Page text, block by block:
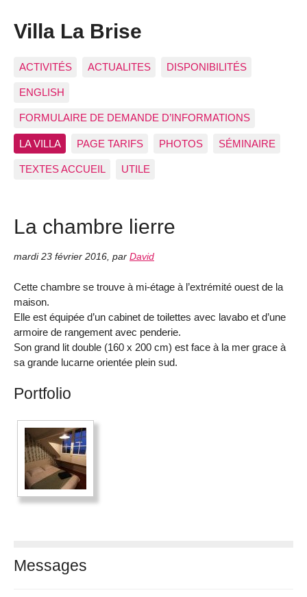
Villa La Brise
ACTIVITÉS ACTUALITES DISPONIBILITÉS
ENGLISH
FORMULAIRE DE DEMANDE D’INFORMATIONS
LA VILLA PAGE TARIFS PHOTOS SÉMINAIRE
TEXTES ACCUEIL UTILE
La chambre lierre
mardi 23 février 2016, par David
Cette chambre se trouve à mi-étage à l’extrémité ouest de la
maison.
Elle est équipée d’un cabinet de toilettes avec lavabo et d’une
armoire de rangement avec penderie.
Son grand lit double (160 x 200 cm) est face à la mer grace à
sa grande lucarne orientée plein sud.
Portfolio
Messages